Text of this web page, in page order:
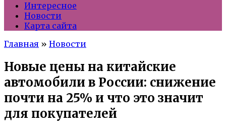
Интересное
Новости
Карта сайта
Главная » Новости
Новые цены на китайские
автомобили в России: снижение
почти на 25% и что это значит
для покупателей